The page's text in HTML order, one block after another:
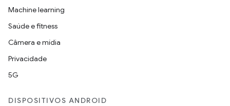
Machine learning
Saúde e fitness
Câmera e mídia
Privacidade
5G
DISPOSITIVOS ANDROID